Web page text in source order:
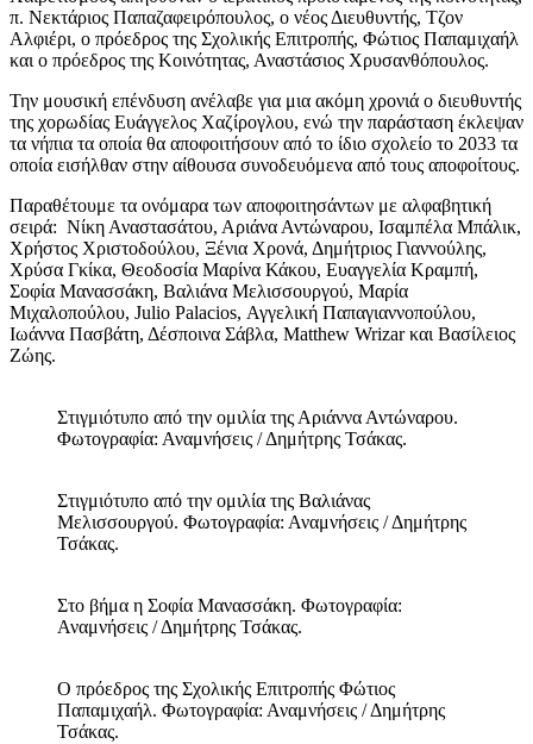
π. Νεκτάριος Παπαζαφειρόπουλος, ο νέος Διευθυντής, Τζον
Αλφιέρι, ο πρόεδρος της Σχολικής Επιτροπής, Φώτιος Παπαμιχαήλ
και ο πρόεδρος της Κοινότητας, Αναστάσιος Χρυσανθόπουλος.
Την μουσική επένδυση ανέλαβε για μια ακόμη χρονιά ο διευθυντής
της χορωδίας Ευάγγελος Χαζίρογλου, ενώ την παράσταση έκλεψαν
τα νήπια τα οποία θα αποφοιτήσουν από το ίδιο σχολείο το 2033 τα
οποία εισήλθαν στην αίθουσα συνοδευόμενα από τους αποφοίτους.
Παραθέτουμε τα ονόμαρα των αποφοιτησάντων με αλφαβητική
σειρά: Νίκη Αναστασάτου, Αριάνα Αντώναρου, Ισαμπέλα Μπάλικ,
Χρήστος Χριστοδούλου, Ξένια Χρονά, Δημήτριος Γιαννούλης,
Χρύσα Γκίκα, Θεοδοσία Μαρίνα Κάκου, Ευαγγελία Κραμπή,
Σοφία Μανασσάκη, Βαλιάνα Μελισσουργού, Μαρία
Μιχαλοπούλου, Julio Palacios, Αγγελική Παπαγιαννοπούλου,
Ιωάννα Πασβάτη, Δέσποινα Σάβλα, Matthew Wrizar και Βασίλειος
Ζώης.
Στιγμιότυπο από την ομιλία της Αριάννα Αντώναρου.
Φωτογραφία: Αναμνήσεις / Δημήτρης Τσάκας.
Στιγμιότυπο από την ομιλία της Βαλιάνας
Μελισσουργού. Φωτογραφία: Αναμνήσεις / Δημήτρης
Τσάκας.
Στο βήμα η Σοφία Μανασσάκη. Φωτογραφία:
Αναμνήσεις / Δημήτρης Τσάκας.
Ο πρόεδρος της Σχολικής Επιτροπής Φώτιος
Παπαμιχαήλ. Φωτογραφία: Αναμνήσεις / Δημήτρης
Τσάκας.